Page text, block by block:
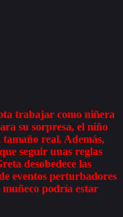
trabajar como niñera
su sorpresa, el niño
real. Además,
seguir unas reglas
desobedece las
eventos perturbadores
muñeco podría estar